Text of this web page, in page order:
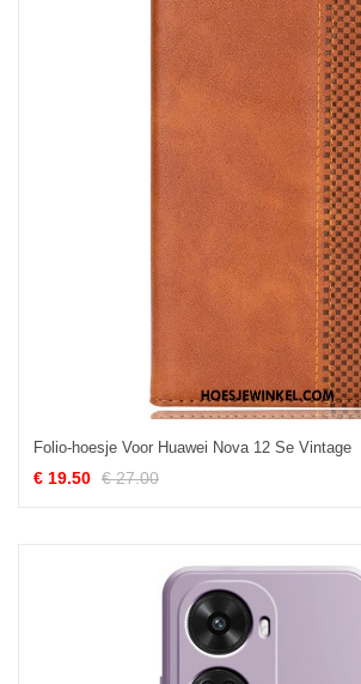
Folio-hoesje Voor Huawei Nova 12 Se Vintage
€ 19.50 € 27.00